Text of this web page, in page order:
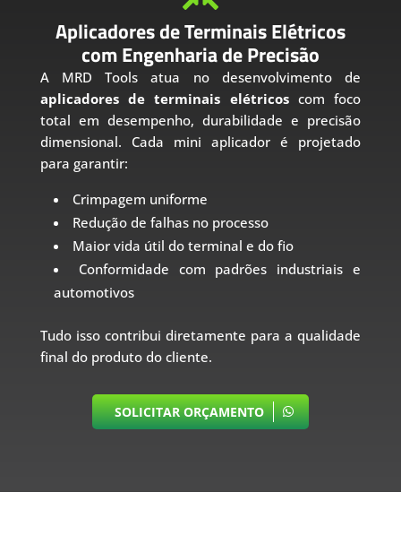
Aplicadores de Terminais Elétricos
com Engenharia de Precisão
A MRD Tools atua no desenvolvimento de
aplicadores de terminais elétricoscom foco
total em desempenho, durabilidade e precisão
dimensional. Cada mini aplicador é projetado
para garantir:
Crimpagem uniforme
Redução de falhas no processo
Maior vida útil do terminal e do fio
Conformidade com padrões industriais e
automotivos
Tudo isso contribui diretamente para a qualidade
final do produto do cliente.
SOLICITAR ORÇAMENTO